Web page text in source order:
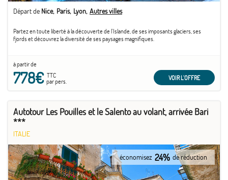
Départ de Nice Paris Lyon Autres villes
Partez en toute liberté à la découverte de l'Islande, de ses imposants glaciers, ses
fjords et découvrez la diversité de ses paysages magnifiques.
à partir de
778€TTC
par pers.
VOIR L'OFFRE
Autotour Les Pouilles et le Salento au volant, arrivée Bari
***
ITALIE
économisez 24% de réduction